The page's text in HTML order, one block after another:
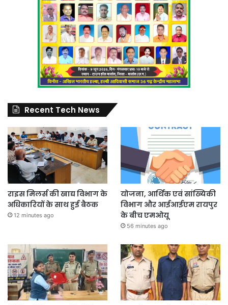
Recent Tech News
राइस मिलर्स की खाद्य विभाग के
अधिकारियों के साथ हुई बैठक
12 minutes ago
योजना, आर्थिक एवं सांख्यिकी
विभाग और आईआईएम रायपुर
के बीच एमओयू
56 minutes ago